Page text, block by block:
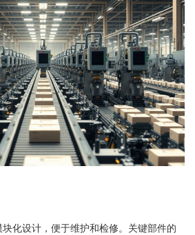
化设计，便于维护和检修。关键部件的